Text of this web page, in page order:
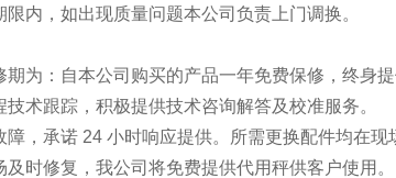
内，如出现质量问题本公司负责上门调换。
期为：自本公司购买的产品一年免费保修，终身提
程技术跟踪，积极提供技术咨询解答及校
障，承诺 24 小时响应提供。所需更换配件均在
时修复，我公司将免费提供代用秤供客户使用。